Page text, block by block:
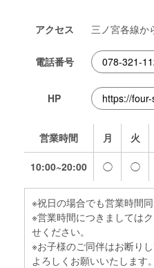
アクセス 三ノ宮各線か
電話番号 078-321-
HP https://
営業時間 月 火
10:00~20:00 ◯ ◯
※祝日の場合でも営業時間
※営業時間につきましては
せください。
※お子様のご同伴はお断り
よろしくお願いいたします。